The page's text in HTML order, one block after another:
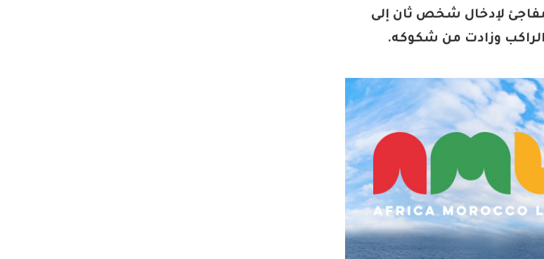
مفاجئ لإدخال شخص ثان إلى
وزادت من شكوكه.